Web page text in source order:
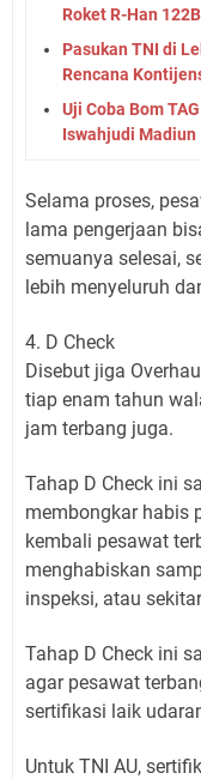
Roket R-Han 122B
Pasukan TNI di
Rencana
Uji Coba Bom
Iswahjudi Madiun
Selama proses,
lama pengerjaan
semuanya selesai,
lebih menyeluruh
4. D Check
Disebut jiga
tiap enam tahun
jam terbang juga.
Tahap D Check ini
membongkar habis
kembali pesawat
menghabiskan
inspeksi, atau
Tahap D Check ini
agar pesawat
sertifikasi laik
Untuk TNI AU,